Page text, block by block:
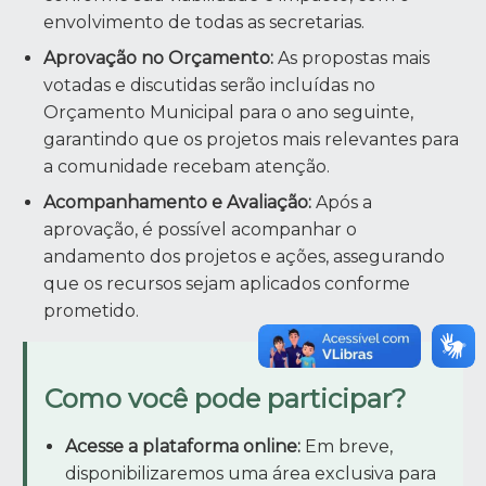
envolvimento de todas as secretarias.
Aprovação no Orçamento: As propostas mais
votadas e discutidas serão incluídas no
Orçamento Municipal para o ano seguinte,
garantindo que os projetos mais relevantes para
a comunidade recebam atenção.
Acompanhamento e Avaliação: Após a
aprovação, é possível acompanhar o
andamento dos projetos e ações, assegurando
que os recursos sejam aplicados conforme
prometido.
Como você pode participar?
Acesse a plataforma online: Em breve,
disponibilizaremos uma área exclusiva para